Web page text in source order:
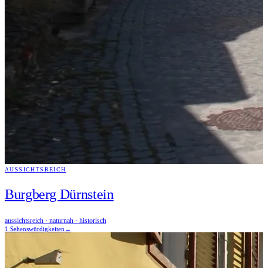
AUSSICHTSREICH
Burgberg Dürnstein
aussichtsreich · naturnah · historisch
1 Sehenswürdigkeiten →